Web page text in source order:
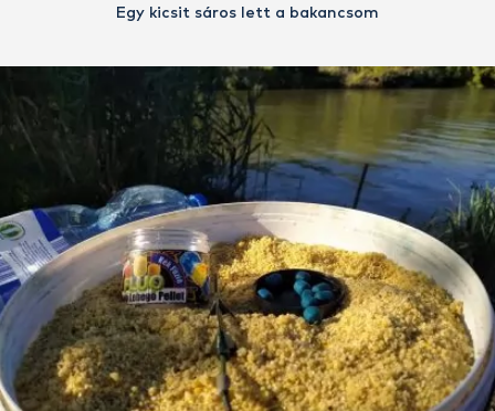
Egy kicsit sáros lett a bakancsom